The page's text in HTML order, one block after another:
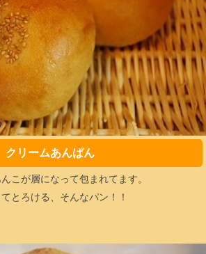
クリームあんぱん
こが層になって包まれてます。
とろける、そんなパン！！